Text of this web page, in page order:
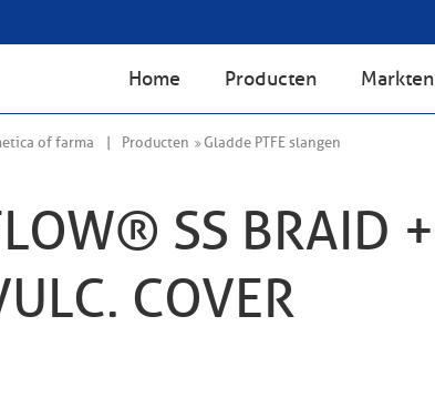
Home Producten Markten
of farma Producten Gladde PTFE slangen
SS BRAID +
COVER